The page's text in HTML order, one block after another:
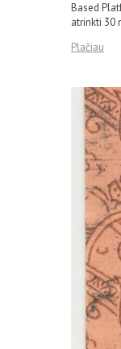
Based
atrinkti 30
Plačiau